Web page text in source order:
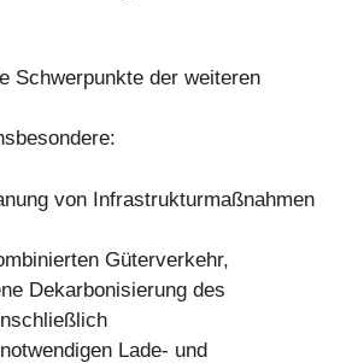
Schwerpunkte der weiteren
von Infrastrukturmaßnahmen
Güterverkehr,
Dekarbonisierung des
Lade- und